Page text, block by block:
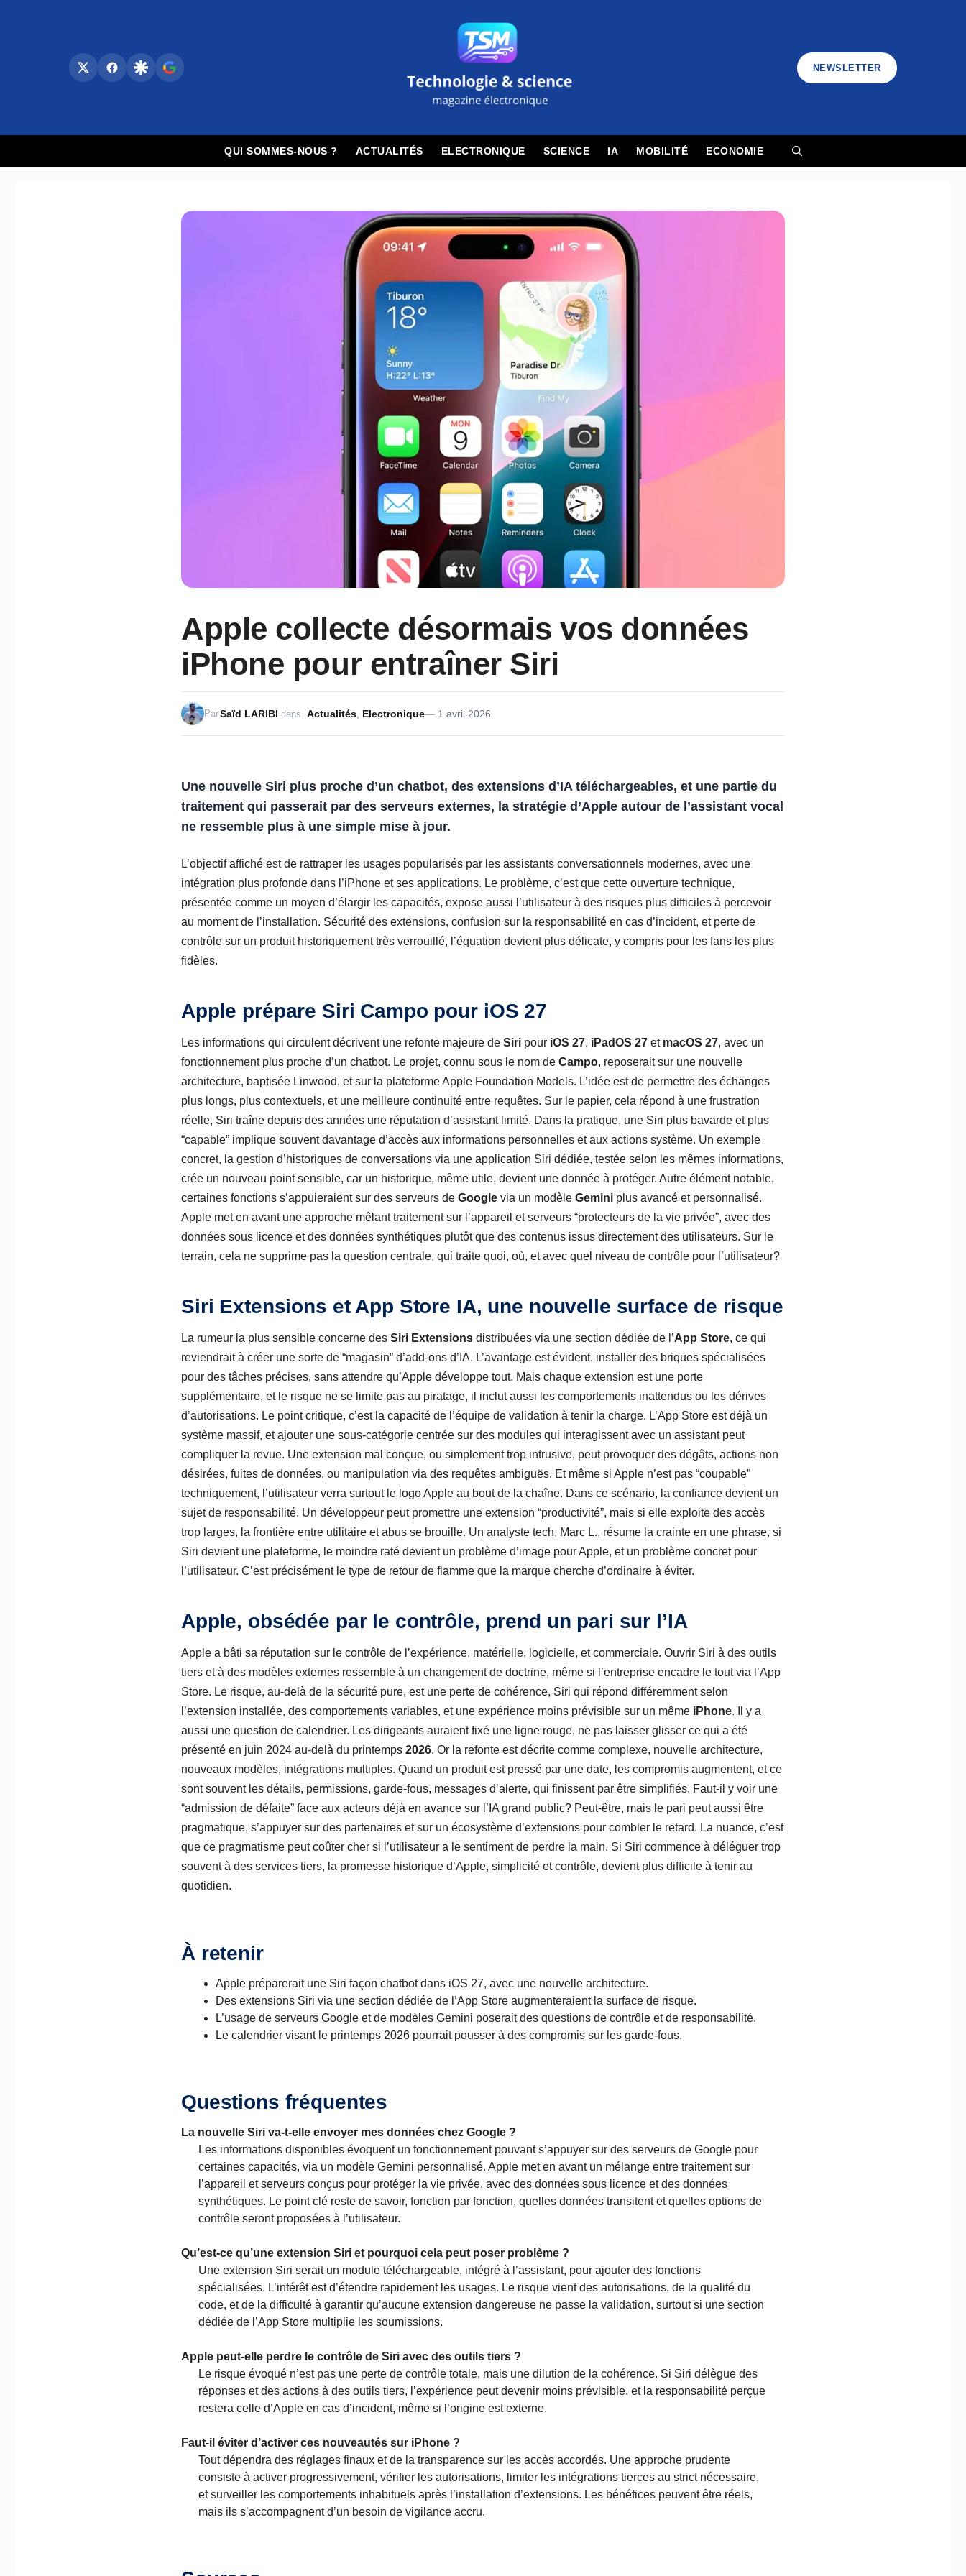
NEWSLETTER
QUI SOMMES-NOUS ? ACTUALITÉS ELECTRONIQUE SCIENCE IA MOBILITÉ ECONOMIE
Apple collecte désormais vos données
iPhone pour entraîner Siri
1 avril 2026
ParSaïd LARIBI dans Actualités Electronique
Une nouvelle Siri plus proche d’un chatbot, des extensions d’IA téléchargeables, et une partie du
traitement qui passerait par des serveurs externes, la stratégie d’Apple autour de l’assistant vocal
ne ressemble plus à une simple mise à jour.
L’objectif affiché est de rattraper les usages popularisés par les assistants conversationnels modernes, avec une
intégration plus profonde dans l’iPhone et ses applications. Le problème, c’est que cette ouverture technique,
présentée comme un moyen d’élargir les capacités, expose aussi l’utilisateur à des risques plus difficiles à percevoir
au moment de l’installation. Sécurité des extensions, confusion sur la responsabilité en cas d’incident, et perte de
contrôle sur un produit historiquement très verrouillé, l’équation devient plus délicate, y compris pour les fans les plus
fidèles.
Apple prépare Siri Campo pour iOS 27
Les informations qui circulent décrivent une refonte majeure de Siri pour iOS 27, iPadOS 27 et macOS 27, avec un
fonctionnement plus proche d’un chatbot. Le projet, connu sous le nom de Campo, reposerait sur une nouvelle
architecture, baptisée Linwood, et sur la plateforme Apple Foundation Models. L’idée est de permettre des échanges
plus longs, plus contextuels, et une meilleure continuité entre requêtes. Sur le papier, cela répond à une frustration
réelle, Siri traîne depuis des années une réputation d’assistant limité. Dans la pratique, une Siri plus bavarde et plus
“capable” implique souvent davantage d’accès aux informations personnelles et aux actions système. Un exemple
concret, la gestion d’historiques de conversations via une application Siri dédiée, testée selon les mêmes informations,
crée un nouveau point sensible, car un historique, même utile, devient une donnée à protéger. Autre élément notable,
certaines fonctions s’appuieraient sur des serveurs de Google via un modèle Gemini plus avancé et personnalisé.
Apple met en avant une approche mêlant traitement sur l’appareil et serveurs “protecteurs de la vie privée”, avec des
données sous licence et des données synthétiques plutôt que des contenus issus directement des utilisateurs. Sur le
terrain, cela ne supprime pas la question centrale, qui traite quoi, où, et avec quel niveau de contrôle pour l’utilisateur?
Siri Extensions et App Store IA, une nouvelle surface de risque
La rumeur la plus sensible concerne des Siri Extensions distribuées via une section dédiée de l’App Store, ce qui
reviendrait à créer une sorte de “magasin” d’add-ons d’IA. L’avantage est évident, installer des briques spécialisées
pour des tâches précises, sans attendre qu’Apple développe tout. Mais chaque extension est une porte
supplémentaire, et le risque ne se limite pas au piratage, il inclut aussi les comportements inattendus ou les dérives
d’autorisations. Le point critique, c’est la capacité de l’équipe de validation à tenir la charge. L’App Store est déjà un
système massif, et ajouter une sous-catégorie centrée sur des modules qui interagissent avec un assistant peut
compliquer la revue. Une extension mal conçue, ou simplement trop intrusive, peut provoquer des dégâts, actions non
désirées, fuites de données, ou manipulation via des requêtes ambiguës. Et même si Apple n’est pas “coupable”
techniquement, l’utilisateur verra surtout le logo Apple au bout de la chaîne. Dans ce scénario, la confiance devient un
sujet de responsabilité. Un développeur peut promettre une extension “productivité”, mais si elle exploite des accès
trop larges, la frontière entre utilitaire et abus se brouille. Un analyste tech, Marc L., résume la crainte en une phrase, si
Siri devient une plateforme, le moindre raté devient un problème d’image pour Apple, et un problème concret pour
l’utilisateur. C’est précisément le type de retour de flamme que la marque cherche d’ordinaire à éviter.
Apple, obsédée par le contrôle, prend un pari sur l’IA
Apple a bâti sa réputation sur le contrôle de l’expérience, matérielle, logicielle, et commerciale. Ouvrir Siri à des outils
tiers et à des modèles externes ressemble à un changement de doctrine, même si l’entreprise encadre le tout via l’App
Store. Le risque, au-delà de la sécurité pure, est une perte de cohérence, Siri qui répond différemment selon
l’extension installée, des comportements variables, et une expérience moins prévisible sur un même iPhone. Il y a
aussi une question de calendrier. Les dirigeants auraient fixé une ligne rouge, ne pas laisser glisser ce qui a été
présenté en juin 2024 au-delà du printemps 2026. Or la refonte est décrite comme complexe, nouvelle architecture,
nouveaux modèles, intégrations multiples. Quand un produit est pressé par une date, les compromis augmentent, et ce
sont souvent les détails, permissions, garde-fous, messages d’alerte, qui finissent par être simplifiés. Faut-il y voir une
“admission de défaite” face aux acteurs déjà en avance sur l’IA grand public? Peut-être, mais le pari peut aussi être
pragmatique, s’appuyer sur des partenaires et sur un écosystème d’extensions pour combler le retard. La nuance, c’est
que ce pragmatisme peut coûter cher si l’utilisateur a le sentiment de perdre la main. Si Siri commence à déléguer trop
souvent à des services tiers, la promesse historique d’Apple, simplicité et contrôle, devient plus difficile à tenir au
quotidien.
À retenir
Apple préparerait une Siri façon chatbot dans iOS 27, avec une nouvelle architecture.
Des extensions Siri via une section dédiée de l’App Store augmenteraient la surface de risque.
L’usage de serveurs Google et de modèles Gemini poserait des questions de contrôle et de responsabilité.
Le calendrier visant le printemps 2026 pourrait pousser à des compromis sur les garde-fous.
Questions fréquentes
La nouvelle Siri va-t-elle envoyer mes données chez Google ?
Les informations disponibles évoquent un fonctionnement pouvant s’appuyer sur des serveurs de Google pour
certaines capacités, via un modèle Gemini personnalisé. Apple met en avant un mélange entre traitement sur
l’appareil et serveurs conçus pour protéger la vie privée, avec des données sous licence et des données
synthétiques. Le point clé reste de savoir, fonction par fonction, quelles données transitent et quelles options de
contrôle seront proposées à l’utilisateur.
Qu’est-ce qu’une extension Siri et pourquoi cela peut poser problème ?
Une extension Siri serait un module téléchargeable, intégré à l’assistant, pour ajouter des fonctions
spécialisées. L’intérêt est d’étendre rapidement les usages. Le risque vient des autorisations, de la qualité du
code, et de la difficulté à garantir qu’aucune extension dangereuse ne passe la validation, surtout si une section
dédiée de l’App Store multiplie les soumissions.
Apple peut-elle perdre le contrôle de Siri avec des outils tiers ?
Le risque évoqué n’est pas une perte de contrôle totale, mais une dilution de la cohérence. Si Siri délègue des
réponses et des actions à des outils tiers, l’expérience peut devenir moins prévisible, et la responsabilité perçue
restera celle d’Apple en cas d’incident, même si l’origine est externe.
Faut-il éviter d’activer ces nouveautés sur iPhone ?
Tout dépendra des réglages finaux et de la transparence sur les accès accordés. Une approche prudente
consiste à activer progressivement, vérifier les autorisations, limiter les intégrations tierces au strict nécessaire,
et surveiller les comportements inhabituels après l’installation d’extensions. Les bénéfices peuvent être réels,
mais ils s’accompagnent d’un besoin de vigilance accru.